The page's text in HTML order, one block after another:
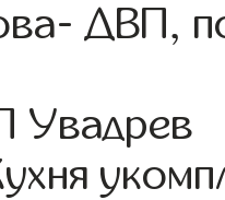
ДВП,
Увадрев